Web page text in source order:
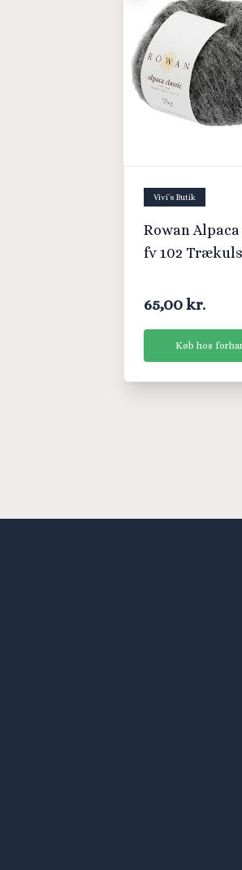
Vivi´s Butik
Rowan
fv 102
65,00 kr.
Køb hos